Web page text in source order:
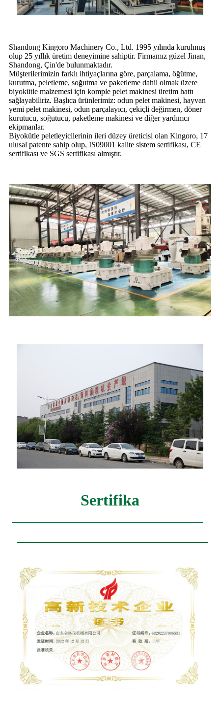
Shandong Kingoro Machinery Co., Ltd. 1995 yılında kurulmuş
olup 25 yıllık üretim deneyimine sahiptir. Firmamız güzel Jinan,
Shandong, Çin'de bulunmaktadır.
Müşterilerimizin farklı ihtiyaçlarına göre, parçalama, öğütme,
kurutma, peletleme, soğutma ve paketleme dahil olmak üzere
biyokütle malzemesi için komple pelet makinesi üretim hattı
sağlayabiliriz. Başlıca ürünlerimiz: odun pelet makinesi, hayvan
yemi pelet makinesi, odun parçalayıcı, çekiçli değirmen, döner
kurutucu, soğutucu, paketleme makinesi ve diğer yardımcı
ekipmanlar.
Biyokütle peletleyicilerinin ileri düzey üreticisi olan Kingoro, 17
ulusal patente sahip olup, IS09001 kalite sistem sertifikası, CE
sertifikası ve SGS sertifikası almıştır.
Sertifika